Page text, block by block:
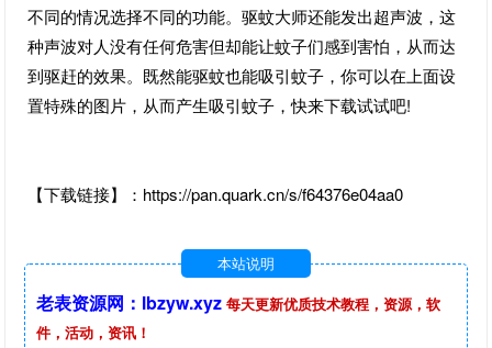
不同的情况选择不同的功能。驱蚊大师还能发出超声波，这
种声波对人没有任何危害但却能让蚊子们感到害怕，从而达
到驱赶的效果。既然能驱蚊也能吸引蚊子，你可以在上面设
置特殊的图片，从而产生吸引蚊子，快来下载试试吧!
【下载链接】：https://pan.quark.cn/s/f64376e04aa0
本站说明
老表资源网：lbzyw.xyz 每天更新优质技术教程，资源，软
件，活动，资讯！